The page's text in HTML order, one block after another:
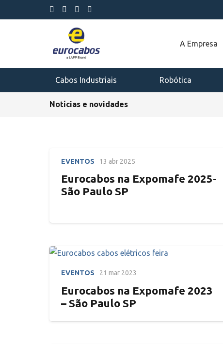
A Empresa
Cabos Industriais Robótica
Notícias e novidades
EVENTOS 13 abr 2025
Eurocabos na Expomafe 2025-
São Paulo SP
EVENTOS 21 mar 2023
Eurocabos na Expomafe 2023
– São Paulo SP